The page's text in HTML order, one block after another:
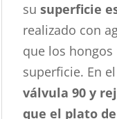
susuperficie
realizado con
que los hongos
superficie. En
válvula 90 y
que el plato